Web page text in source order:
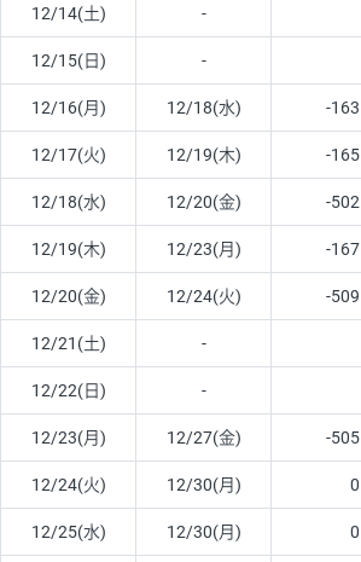
12/14(土) -
12/15(日) -
12/16(月) 12/18(水) -163
12/17(火) 12/19(木) -165
12/18(水) 12/20(金) -502
12/19(木) 12/23(月) -167
12/20(金) 12/24(火) -509
12/21(土) -
12/22(日) -
12/23(月) 12/27(金) -505
12/24(火) 12/30(月) 0
12/25(水) 12/30(月) 0